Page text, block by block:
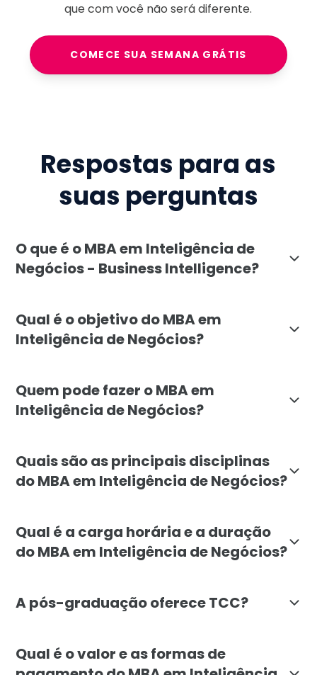
que com você não será diferente.
COMECE SUA SEMANA GRÁTIS
Respostas para as
suas perguntas
O que é o MBA em Inteligência de
Negócios - Business Intelligence?
Qual é o objetivo do MBA em
Inteligência de Negócios?
Quem pode fazer o MBA em
Inteligência de Negócios?
Quais são as principais disciplinas
do MBA em Inteligência de Negócios?
Qual é a carga horária e a duração
do MBA em Inteligência de Negócios?
A pós-graduação oferece TCC?
Qual é o valor e as formas de